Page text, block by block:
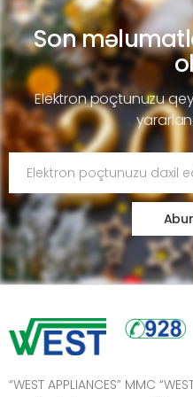
Son
Elektron poçtunuzu
“WEST APPLIANCES” MMC